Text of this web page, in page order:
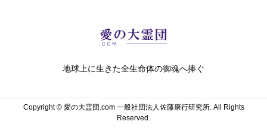
地球上に生きた全生命体の御魂へ捧ぐ
Copyright ©愛の大霊団.com 一般社団法人佐藤康行研究所. All Rights
Reserved.